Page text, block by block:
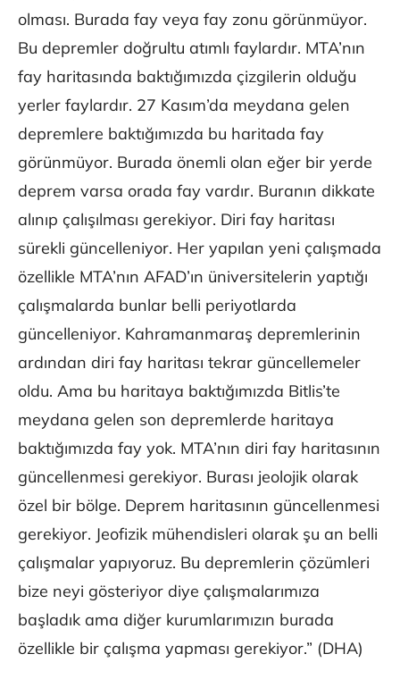
olması. Burada fay veya fay zonu görünmüyor.
Bu depremler doğrultu atımlı faylardır. MTA’nın
fay haritasında baktığımızda çizgilerin olduğu
yerler faylardır. 27 Kasım’da meydana gelen
depremlere baktığımızda bu haritada fay
görünmüyor. Burada önemli olan eğer bir yerde
deprem varsa orada fay vardır. Buranın dikkate
alınıp çalışılması gerekiyor. Diri fay haritası
sürekli güncelleniyor. Her yapılan yeni çalışmada
özellikle MTA’nın AFAD’ın üniversitelerin yaptığı
çalışmalarda bunlar belli periyotlarda
güncelleniyor. Kahramanmaraş depremlerinin
ardından diri fay haritası tekrar güncellemeler
oldu. Ama bu haritaya baktığımızda Bitlis’te
meydana gelen son depremlerde haritaya
baktığımızda fay yok. MTA’nın diri fay haritasının
güncellenmesi gerekiyor. Burası jeolojik olarak
özel bir bölge. Deprem haritasının güncellenmesi
gerekiyor. Jeofizik mühendisleri olarak şu an belli
çalışmalar yapıyoruz. Bu depremlerin çözümleri
bize neyi gösteriyor diye çalışmalarımıza
başladık ama diğer kurumlarımızın burada
özellikle bir çalışma yapması gerekiyor.” (DHA)